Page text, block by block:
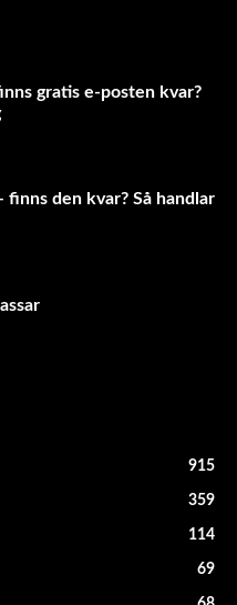
gratis e-posten kvar?
finns den kvar? Så handlar
915
359
114
69